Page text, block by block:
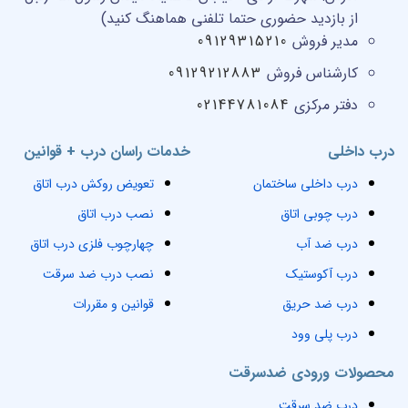
خدمات راسان درب + قوانین
تعویض روکش درب اتاق
نصب درب اتاق
چهارچوب فلزی درب اتاق
نصب درب ضد سرقت
قوانین و مقررات
محصولات ورودی ضدسرقت
درب داخلی
درب داخلی ساختمان
درب چوبی اتاق
درب ضد آب
درب آکوستیک
درب ضد حریق
درب پلی وود
از بازدید حضوری حتما تلفنی هماهنگ کنید)
مدیر فروش 09129315210
کارشناس فروش 09129212883
دفتر مرکزی 02144781084